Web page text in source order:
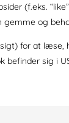
(f.eks.
og
for at læse,
befinder sig i